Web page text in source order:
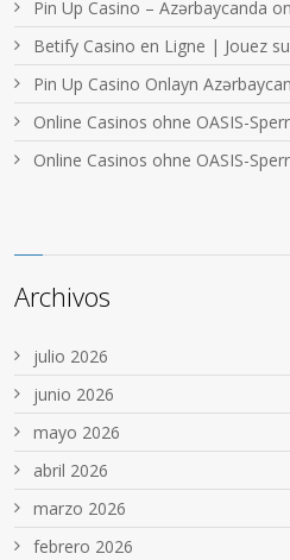
Pin Up Casino – Azərbaycanda
Betify Casino en Ligne | Jouez
Pin Up Casino Onlayn Azərbaycan
Online Casinos ohne OASIS-
Online Casinos ohne OASIS-
Archivos
julio 2026
junio 2026
mayo 2026
abril 2026
marzo 2026
febrero 2026